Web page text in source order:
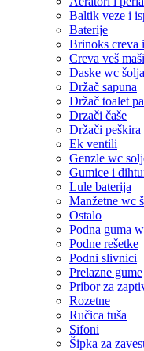
Baltik veze i
Baterije
Brinoks creva
Creva veš
Daske wc šolja
Držač sapuna
Držač toalet
Drzači čaše
Držači peškira
Ek ventili
Genzle wc
Gumice i
Lule baterija
Manžetne wc
Ostalo
Podna guma
Podne rešetke
Podni slivnici
Prelazne gume
Pribor za
Rozetne
Ručica tuša
Sifoni
Šipka za